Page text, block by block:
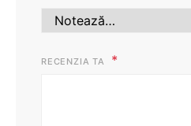
RECENZIA TA